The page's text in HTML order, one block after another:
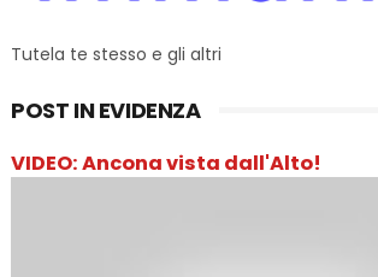
Tutela te stesso e gli altri
POST IN EVIDENZA
VIDEO: Ancona vista dall'Alto!